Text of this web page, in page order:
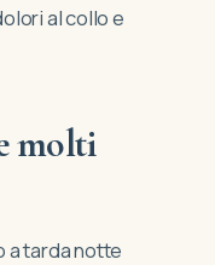
al collo e
molti
a tarda notte